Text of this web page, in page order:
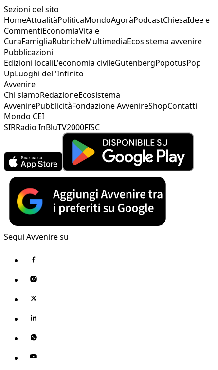
Sezioni del sito
HomeAttualitàPoliticaMondoAgoràPodcastChiesaIdee e
CommentiEconomiaVita e
CuraFamigliaRubricheMultimediaEcosistema avvenire
Pubblicazioni
Edizioni localiL'economia civileGutenbergPopotusPop
UpLuoghi dell'Infinito
Avvenire
Chi siamoRedazioneEcosistema
AvvenirePubblicitàFondazione AvvenireShopContatti
Mondo CEI
SIRRadio InBluTV2000FISC
Segui Avvenire su